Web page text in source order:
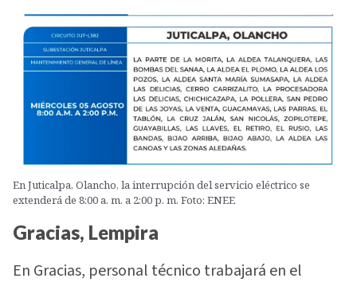
En Juticalpa, Olancho, la interrupción del servicio eléctrico se
extenderá de 8:00 a. m. a 2:00 p. m. Foto: ENEE
Gracias, Lempira
En Gracias, personal técnico trabajará en el